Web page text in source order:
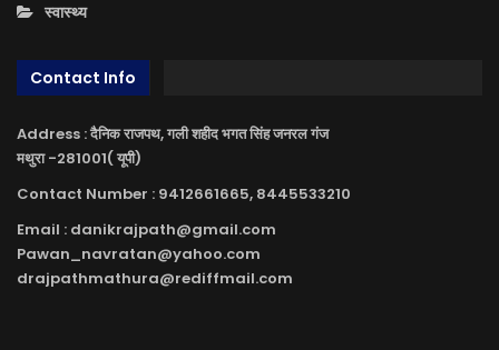
स्वास्थ्य
Contact Info
Address : दैनिक राजपथ, गली शहीद भगत सिंह जनरल गंज
मथुरा -281001( यूपी)
Contact Number : 9412661665, 8445533210
Email : danikrajpath@gmail.com
Pawan_navratan@yahoo.com
drajpathmathura@rediffmail.com